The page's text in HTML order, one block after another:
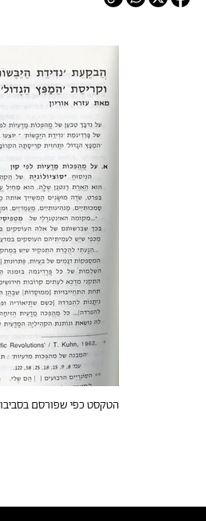
הטקסט כפי שפורסם בסביבות, גיליון 29,